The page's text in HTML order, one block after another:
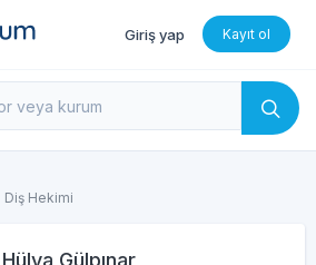
Hekimi Bul, Yorumları İncele
Giriş yap Kayıt ol
Diş Hekimi
Hülya Gülpınar